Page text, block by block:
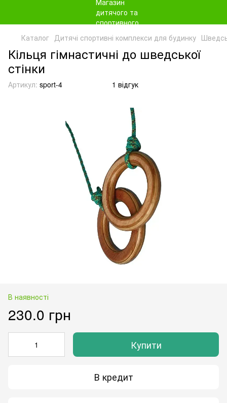
Каталог Дитячі спортивні комплекси для будинку
Кільця гімнастичні до шведської
стінки
Артикул: sport-4 1 відгук
В наявності
230.0 грн
Купити
В кредит